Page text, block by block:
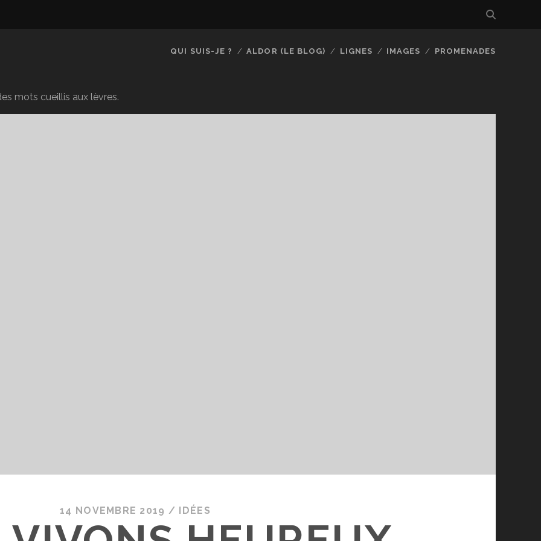
mots cueillis aux lèvres.
QUI SUIS-JE ? ALDOR (LE BLOG) LIGNES IMAGES PROMENADES
14 NOVEMBRE 2019 / IDÉES